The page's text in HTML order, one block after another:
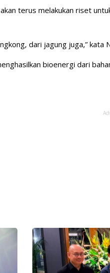
terus melakukan riset
dari jagung juga,” kata
bioenergi dari